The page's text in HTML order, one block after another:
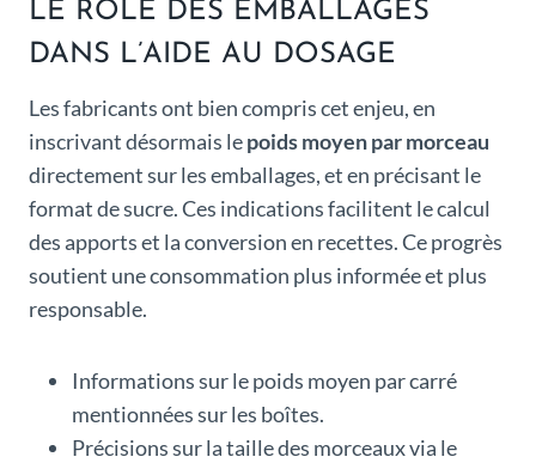
LE RÔLE DES EMBALLAGES
DANS L’AIDE AU DOSAGE
Les fabricants ont bien compris cet enjeu, en
inscrivant désormais lepoids moyen par morceau
directement sur les emballages, et en précisant le
format de sucre. Ces indications facilitent le calcul
des apports et la conversion en recettes. Ce progrès
soutient une consommation plus informée et plus
responsable.
Informations sur le poids moyen par carré
mentionnées sur les boîtes.
Précisions sur la taille des morceaux via le